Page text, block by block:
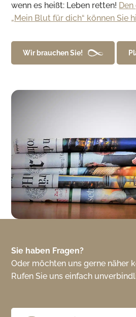
wenn es heißt: Leben retten!
„Mein Blut für dich“ können Sie
Wir brauchen Sie!
Sie haben Fragen?
Oder möchten uns gerne näher
Rufen Sie uns einfach